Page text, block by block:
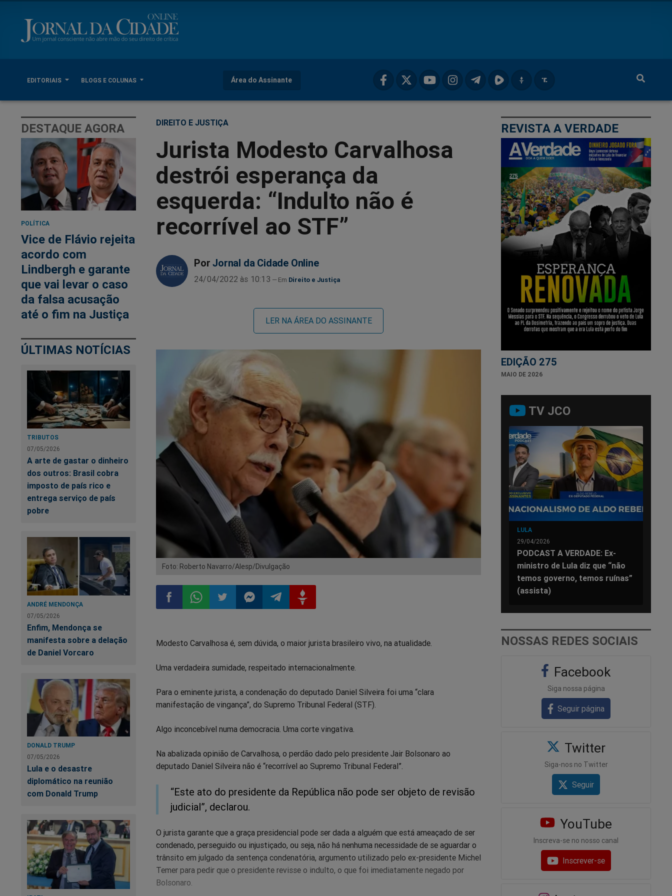
EDITORIAIS BLOGS E COLUNAS Área do Assinante
DESTAQUE AGORA
POLÍTICA
Vice de Flávio rejeita
acordo com
Lindbergh e garante
que vai levar o caso
da falsa acusação
até o fim na Justiça
ÚLTIMAS NOTÍCIAS
TRIBUTOS
07/05/2026
A arte de gastar o dinheiro
dos outros: Brasil cobra
imposto de país rico e
entrega serviço de país
pobre
ANDRÉ MENDONÇA
07/05/2026
Enfim, Mendonça se
manifesta sobre a delação
de Daniel Vorcaro
DONALD TRUMP
07/05/2026
Lula e o desastre
diplomático na reunião
com Donald Trump
DIREITO E JUSTIÇA
Jurista Modesto Carvalhosa
destrói esperança da
esquerda: “Indulto não é
recorrível ao STF”
Por Jornal da Cidade Online
24/04/2022 às 10:13 Direito e Justiça
LER NA ÁREA DO ASSINANTE
Foto: Roberto Navarro/Alesp/Divulgação
no
Facebook
no
Whatsapp
no
Twitter
no
Messenger
no
Telegram
no
Gettr
Modesto Carvalhosa é, sem dúvida, o maior jurista brasileiro vivo, na atualidade.
Uma verdadeira sumidade, respeitado internacionalmente.
Para o eminente jurista, a condenação do deputado Daniel Silveira foi uma “clara
manifestação de vingança”, do Supremo Tribunal Federal (STF).
Algo inconcebível numa democracia. Uma corte vingativa.
Na abalizada opinião de Carvalhosa, o perdão dado pelo presidente Jair Bolsonaro ao
deputado Daniel Silveira não é “recorrível ao Supremo Tribunal Federal”.
“Este ato do presidente da República não pode ser objeto de revisão
judicial”, declarou.
O jurista garante que a graça presidencial pode ser dada a alguém que está ameaçado de ser
condenado, perseguido ou injustiçado, ou seja, não há nenhuma necessidade de se aguardar o
trânsito em julgado da sentença condenatória, argumento utilizado pelo ex-presidente Michel
Temer para pedir que o presidente revisse o indulto, o que foi imediatamente negado por
Bolsonaro.
REVISTA A VERDADE
EDIÇÃO 275
MAIO DE 2026
TV JCO
LULA
29/04/2026
PODCAST A VERDADE: Ex-
ministro de Lula diz que “não
temos governo, temos ruínas”
(assista)
NOSSAS REDES SOCIAIS
Facebook
Siga nossa página
Seguir página
Twitter
Siga-nos no Twitter
Seguir
YouTube
Inscreva-se no nosso canal
Inscrever-se